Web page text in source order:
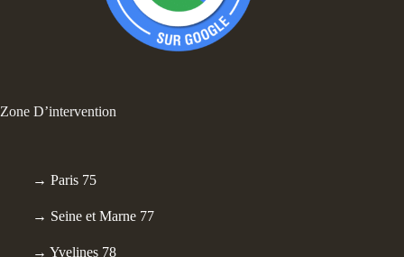
Zone D’intervention
→ Paris 75
→ Seine et Marne 77
→ Yvelines 78